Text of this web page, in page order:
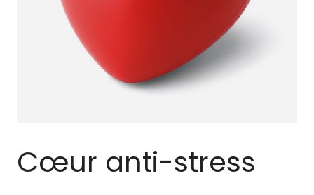
Cœur anti-stress